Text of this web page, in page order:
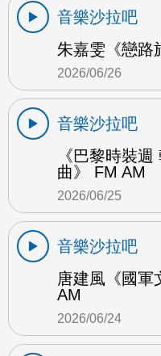
音樂沙拉吧
朱嘉雯《戀路
2026/06/26
音樂沙拉吧
《巴黎時裝
曲》 FM AM
2026/06/25
音樂沙拉吧
唐建風《國軍
AM
2026/06/24